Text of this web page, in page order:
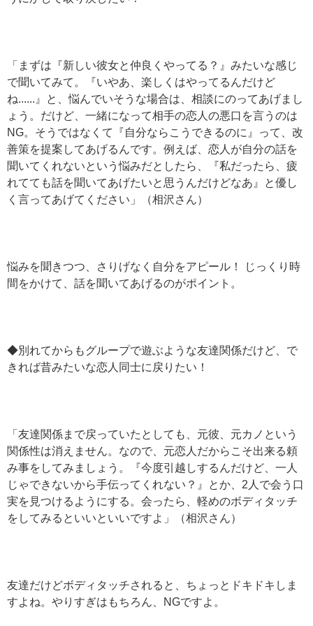
「まずは『新しい彼女と仲良くやってる？』みたいな感じ
で聞いてみて。『いやあ、楽しくはやってるんだけど
ね......』と、悩んでいそうな場合は、相談にのってあげまし
ょう。だけど、一緒になって相手の恋人の悪口を言うのは
NG。そうではなくて『自分ならこうできるのに』って、改
善策を提案してあげるんです。例えば、恋人が自分の話を
聞いてくれないという悩みだとしたら、『私だったら、疲
れてても話を聞いてあげたいと思うんだけどなあ』と優し
く言ってあげてください」（相沢さん）
悩みを聞きつつ、さりげなく自分をアピール！ じっくり時
間をかけて、話を聞いてあげるのがポイント。
◆別れてからもグループで遊ぶような友達関係だけど、で
きれば昔みたいな恋人同士に戻りたい！
「友達関係まで戻っていたとしても、元彼、元カノという
関係性は消えません。なので、元恋人だからこそ出来る頼
み事をしてみましょう。『今度引越しするんだけど、一人
じゃできないから手伝ってくれない？』とか、2人で会う口
実を見つけるようにする。会ったら、軽めのボディタッチ
をしてみるといいといいですよ」（相沢さん）
友達だけどボディタッチされると、ちょっとドキドキしま
すよね。やりすぎはもちろん、NGですよ。